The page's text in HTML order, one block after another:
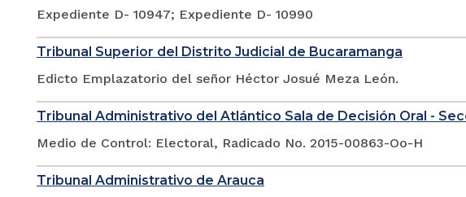
Expediente D- 10947; Expediente D- 10990
Tribunal Superior del Distrito Judicial de Bucaramanga
Edicto Emplazatorio del señor Héctor Josué Meza León.
Tribunal Administrativo del Atlántico Sala de Decisión Oral -
Medio de Control: Electoral, Radicado No. 2015-00863-Oo-H
Tribunal Administrativo de Arauca